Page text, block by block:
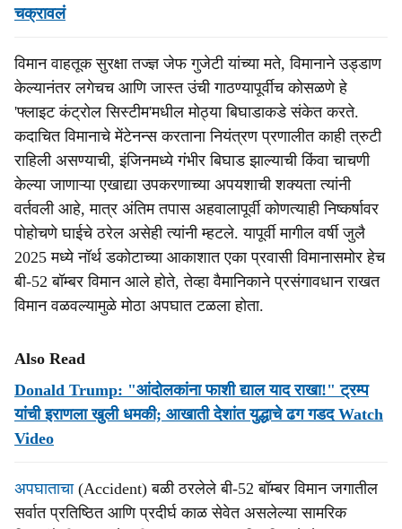
चक्रावलं
विमान वाहतूक सुरक्षा तज्ज्ञ जेफ गुजेटी यांच्या मते, विमानाने उड्डाण
केल्यानंतर लगेचच आणि जास्त उंची गाठण्यापूर्वीच कोसळणे हे
'फ्लाइट कंट्रोल सिस्टीम'मधील मोठ्या बिघाडाकडे संकेत करते.
कदाचित विमानाचे मेंटेनन्स करताना नियंत्रण प्रणालीत काही त्रुटी
राहिली असण्याची, इंजिनमध्ये गंभीर बिघाड झाल्याची किंवा चाचणी
केल्या जाणाऱ्या एखाद्या उपकरणाच्या अपयशाची शक्यता त्यांनी
वर्तवली आहे, मात्र अंतिम तपास अहवालापूर्वी कोणत्याही निष्कर्षावर
पोहोचणे घाईचे ठरेल असेही त्यांनी म्हटले. यापूर्वी मागील वर्षी जुलै
2025 मध्ये नॉर्थ डकोटाच्या आकाशात एका प्रवासी विमानासमोर हेच
बी-52 बॉम्बर विमान आले होते, तेव्हा वैमानिकाने प्रसंगावधान राखत
विमान वळवल्यामुळे मोठा अपघात टळला होता.
Also Read
Donald Trump: "आंदोलकांना फाशी द्याल याद राखा!" ट्रम्प
यांची इराणला खुली धमकी; आखाती देशांत युद्धाचे ढग गडद Watch
Video
अपघाताचा(Accident) बळी ठरलेले बी-52 बॉम्बर विमान जगातील
सर्वात प्रतिष्ठित आणि प्रदीर्घ काळ सेवेत असलेल्या सामरिक